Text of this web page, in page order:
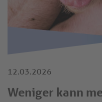
12.03.2026
Weniger kann